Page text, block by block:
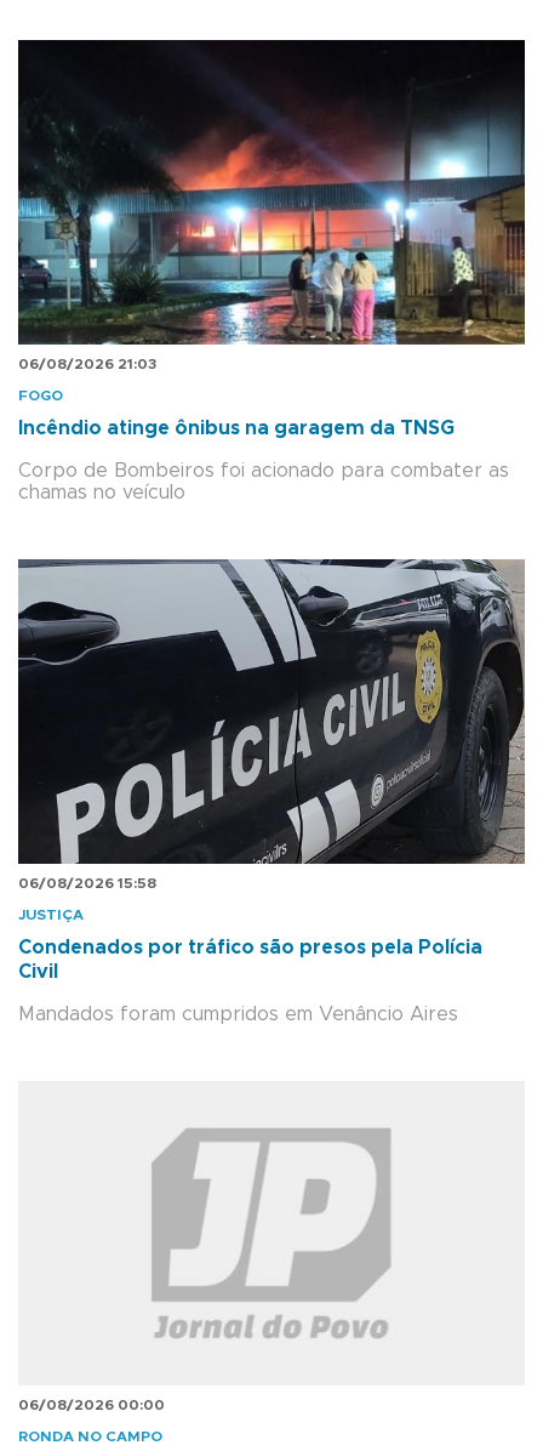
06/08/2026 21:03
FOGO
Incêndio atinge ônibus na garagem da TNSG
Corpo de Bombeiros foi acionado para combater as
chamas no veículo
06/08/2026 15:58
JUSTIÇA
Condenados por tráfico são presos pela Polícia
Civil
Mandados foram cumpridos em Venâncio Aires
06/08/2026 00:00
RONDA NO CAMPO